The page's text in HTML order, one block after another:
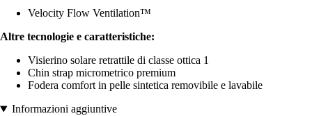
Velocity Flow Ventilation™
Altre tecnologie e caratteristiche:
Visierino solare retrattile di classe ottica 1
Chin strap micrometrico premium
Fodera comfort in pelle sintetica removibile e lavabile
Informazioni aggiuntive